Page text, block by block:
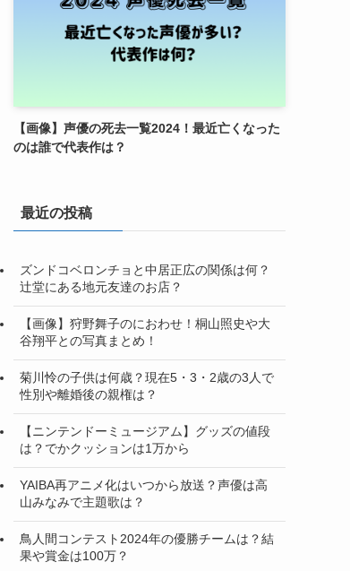
【画像】声優の死去一覧2024！最近亡くなった
のは誰で代表作は？
最近の投稿
ズンドコベロンチョと中居正広の関係は何？
辻堂にある地元友達のお店？
【画像】狩野舞子のにおわせ！桐山照史や大
谷翔平との写真まとめ！
菊川怜の子供は何歳？現在5・3・2歳の3人で
性別や離婚後の親権は？
【ニンテンドーミュージアム】グッズの値段
は？でかクッションは1万から
YAIBA再アニメ化はいつから放送？声優は高
山みなみで主題歌は？
鳥人間コンテスト2024年の優勝チームは？結
果や賞金は100万？